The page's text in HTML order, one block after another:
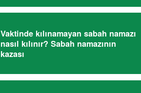
Vaktinde kılınamayan sabah namazı
nasıl kılınır? Sabah namazının
kazası